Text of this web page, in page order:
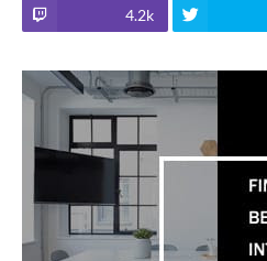
4.2k